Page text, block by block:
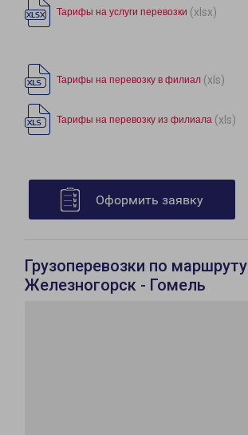
Тарифы на услуги перевозки (xlsx)
Тарифы на перевозку в филиал (xls)
Тарифы на перевозку из филиала (xls)
Оформить заявку
Грузоперевозки по маршруту
Железногорск - Гомель